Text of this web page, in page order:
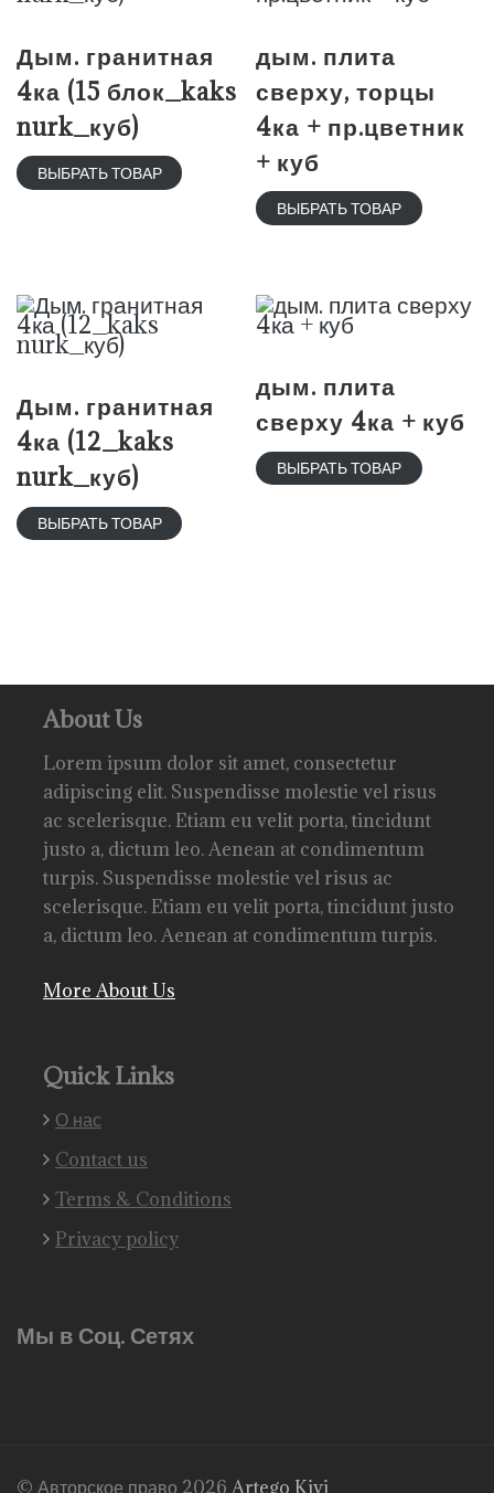
Дым. гранитная
4ка (15 блок_kaks
nurk_куб)
ВЫБРАТЬ ТОВАР
дым. плита
сверху, торцы
4ка + пр.цветник
+ куб
ВЫБРАТЬ ТОВАР
Дым. гранитная
4ка (12_kaks
nurk_куб)
ВЫБРАТЬ ТОВАР
дым. плита
сверху 4ка + куб
ВЫБРАТЬ ТОВАР
About Us
Lorem ipsum dolor sit amet, consectetur
adipiscing elit. Suspendisse molestie vel risus
ac scelerisque. Etiam eu velit porta, tincidunt
justo a, dictum leo. Aenean at condimentum
turpis. Suspendisse molestie vel risus ac
scelerisque. Etiam eu velit porta, tincidunt justo
a, dictum leo. Aenean at condimentum turpis.
More About Us
Quick Links
О нас
Contact us
Terms & Conditions
Privacy policy
Мы в Соц. Сетях
© Авторское право 2026 Artego Kivi